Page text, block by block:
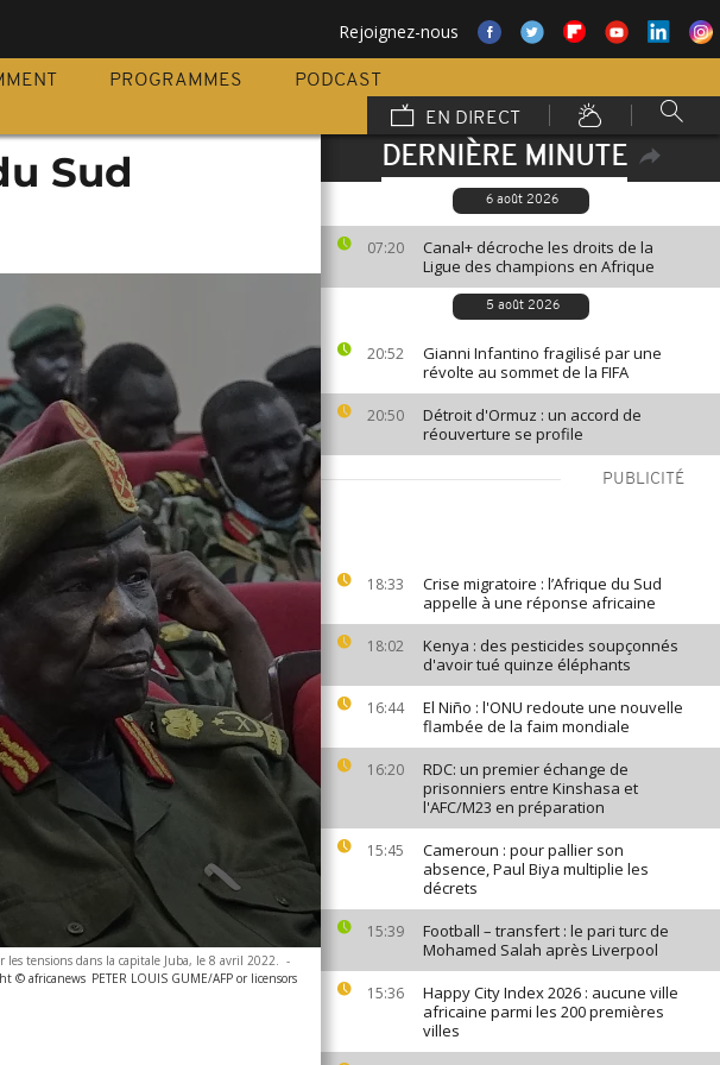
Rejoignez-nous
PROGRAMMES
PODCAST
EN DIRECT
DERNIÈRE MINUTE
6 août 2026
07:20
Canal+ décroche les droits de la
Ligue des champions en Afrique
5 août 2026
20:52
Gianni Infantino fragilisé par une
révolte au sommet de la FIFA
20:50
Détroit d'Ormuz : un accord de
réouverture se profile
PUBLICITÉ
18:33
Crise migratoire : l’Afrique du Sud
appelle à une réponse africaine
18:02
Kenya : des pesticides soupçonnés
d'avoir tué quinze éléphants
16:44
El Niño : l'ONU redoute une nouvelle
flambée de la faim mondiale
16:20
RDC: un premier échange de
prisonniers entre Kinshasa et
l'AFC/M23 en préparation
15:45
Cameroun : pour pallier son
absence, Paul Biya multiplie les
décrets
15:39
Football – transfert : le pari turc de
Mohamed Salah après Liverpool
15:36
Happy City Index 2026 : aucune ville
africaine parmi les 200 premières
villes
Sud
les tensions dans la capitale Juba, le 8 avril 2022. -
© africanews PETER LOUIS GUME/AFP or licensors